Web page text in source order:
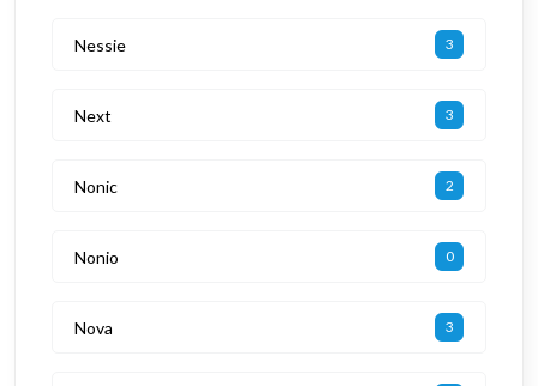
Nessie 3
Next 3
Nonic 2
Nonio 0
Nova 3